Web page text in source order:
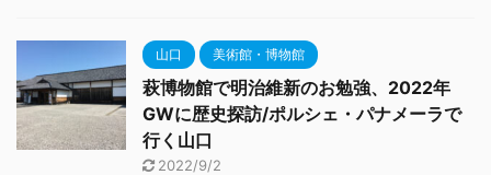
山口 美術館・博物館
萩博物館で明治維新のお勉強、2022年
GWに歴史探訪/ポルシェ・パナメーラで
行く山口
2022/9/2